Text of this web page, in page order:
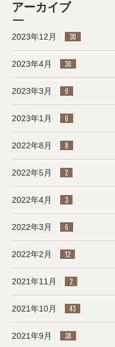
アーカイブ
2023年12月 30
2023年4月 30
2023年3月 9
2023年1月 6
2022年8月 8
2022年5月 2
2022年4月 3
2022年3月 6
2022年2月 12
2021年11月 2
2021年10月 43
2021年9月 38